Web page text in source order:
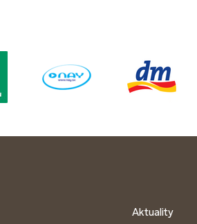
Aktuality